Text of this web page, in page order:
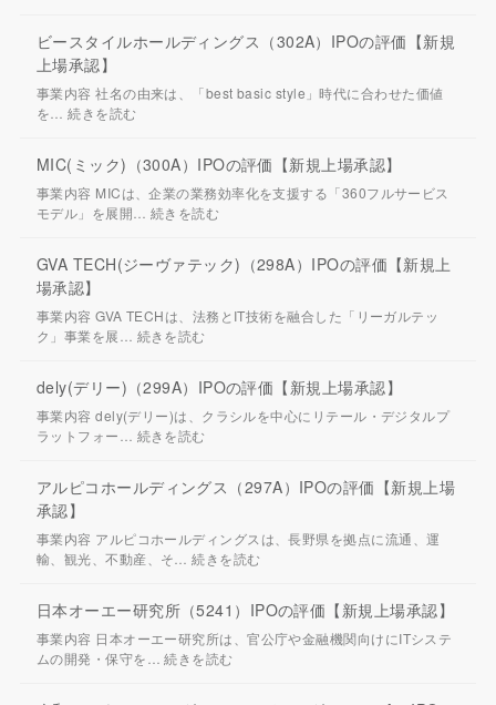
ビースタイルホールディングス（302A）IPOの評価【新規
上場承認】
事業内容 社名の由来は、「best basic style」時代に合わせた価値
を…続きを読む
MIC(ミック)（300A）IPOの評価【新規上場承認】
事業内容 MICは、企業の業務効率化を支援する「360フルサービス
モデル」を展開… 続きを読む
GVA TECH(ジーヴァテック)（298A）IPOの評価【新規上
場承認】
事業内容 GVA TECHは、法務とIT技術を融合した「リーガルテッ
ク」事業を展… 続きを読む
dely(デリー)（299A）IPOの評価【新規上場承認】
事業内容 dely(デリー)は、クラシルを中心にリテール・デジタルプ
ラットフォー… 続きを読む
アルピコホールディングス（297A）IPOの評価【新規上場
承認】
事業内容 アルピコホールディングスは、長野県を拠点に流通、運
輸、観光、不動産、そ…続きを読む
日本オーエー研究所（5241）IPOの評価【新規上場承認】
事業内容 日本オーエー研究所は、官公庁や金融機関向けにITシステ
ムの開発・保守を…続きを読む